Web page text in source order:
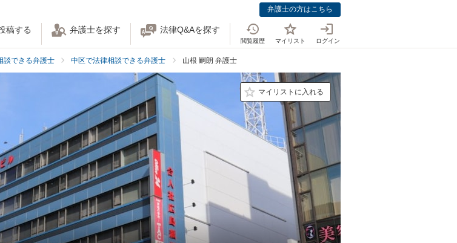
弁護士の方はこちら
稿する 弁護士を探す 法律Q&Aを探す
閲覧履歴 マイリスト ログイン
談できる弁護士 中区で法律相談できる弁護士 山根 嗣朗 弁護士
マイリストに入れる